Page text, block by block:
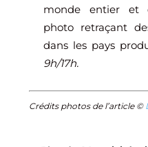
monde entier et
photo retraçant
dans les pays
9h/17h.
Crédits photos de l’article ©